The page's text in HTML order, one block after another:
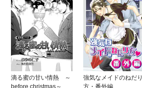
滴る蜜の甘い情熱 ～
強気なメイドのねだり